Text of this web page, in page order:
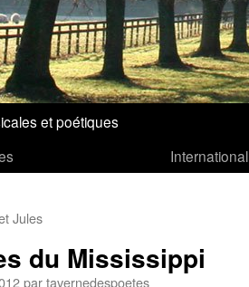
et poétiques
International
Jules
du Mississippi
partavernedespoetes